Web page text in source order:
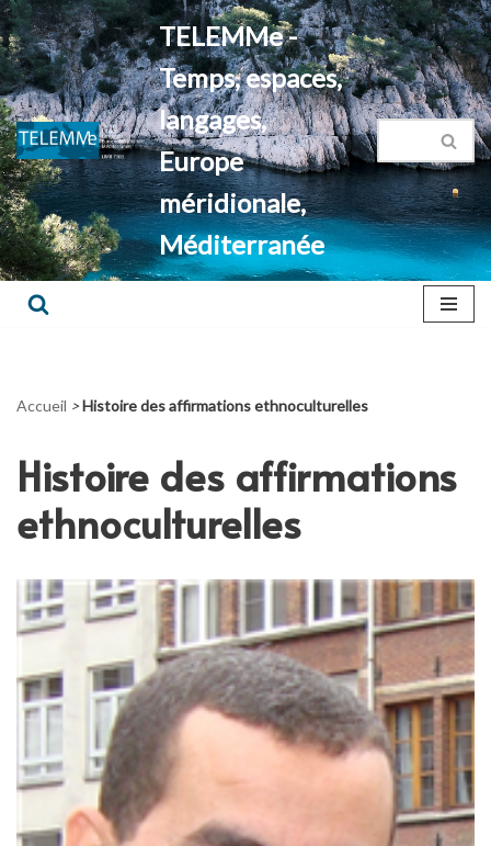
Aller
au
contenu
TELEMMe -
Temps, espaces,
langages,
Europe
méridionale,
Méditerranée
Accueil >Histoire des affirmations ethnoculturelles
Histoire des affirmations
ethnoculturelles